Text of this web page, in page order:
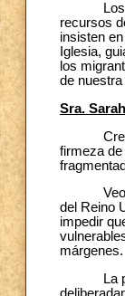
Los
recursos
insisten
Iglesia,
los
de
Sra.
Crear
firmeza
Veo
del Reino
impedir
márgenes.
La